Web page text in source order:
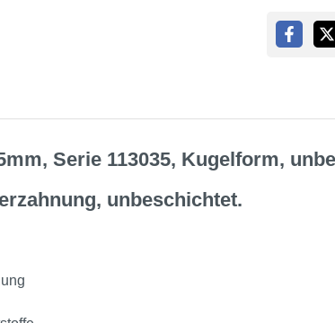
Serie 113035, Kugelform,
unbeschichtet.